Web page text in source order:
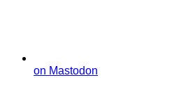
on Mastodon